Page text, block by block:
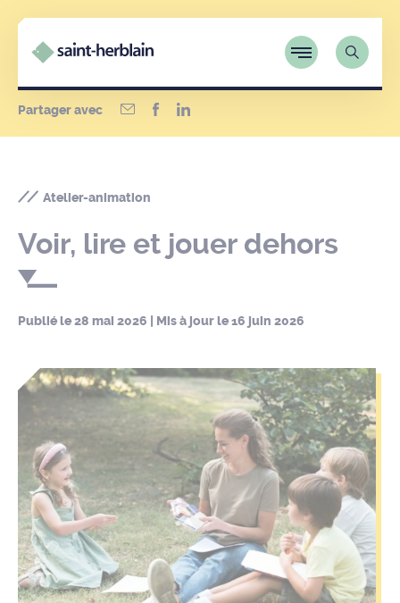
Partager avec
Atelier-animation
Voir, lire et jouer dehors
Publié le28 mai 2026 | Mis à jour le16 juin 2026